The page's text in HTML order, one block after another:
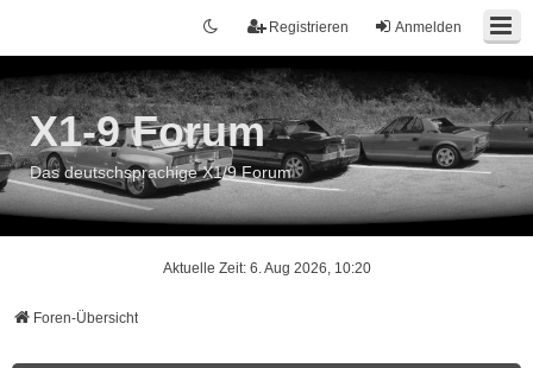
Anmelden
Registrieren
X1-9 Forum
Das deutschsprachige X1/9 Forum
Aktuelle Zeit: 6. Aug 2026, 10:20
Foren-Übersicht